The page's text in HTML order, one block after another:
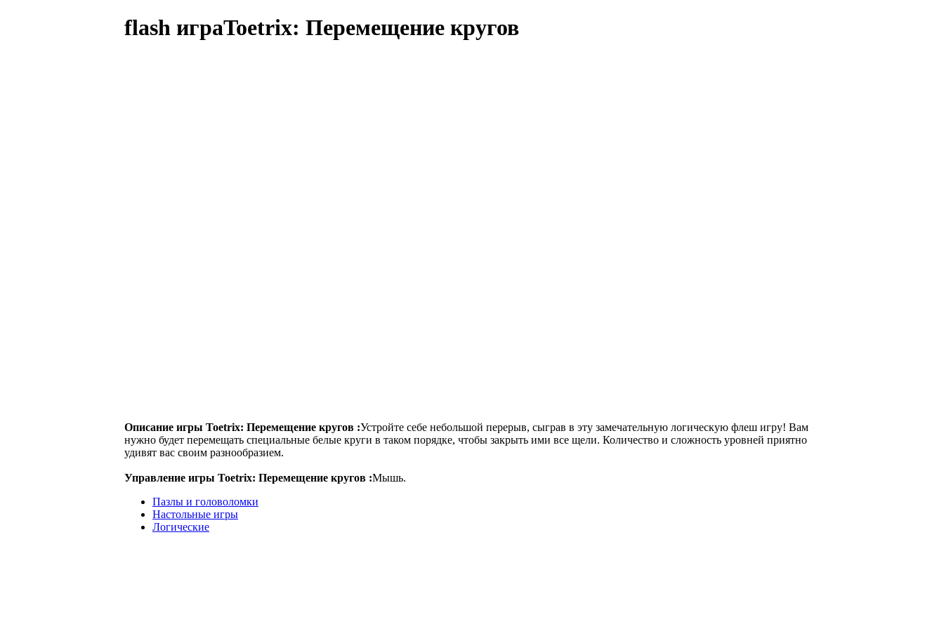
flash играToetrix: Перемещение кругов
Описание игры Toetrix: Перемещение кругов :Устройте себе небольшой перерыв, сыграв в эту замечательную логическую флеш игру! Вам
нужно будет перемещать специальные белые круги в таком порядке, чтобы закрыть ими все щели. Количество и сложность уровней приятно
удивят вас своим разнообразием.
Управление игры Toetrix: Перемещение кругов :Мышь.
Пазлы и головоломки
Настольные игры
Логические